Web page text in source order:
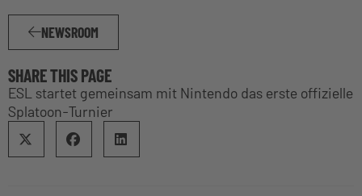
NEWSROOM
SHARE THIS PAGE
ESL startet gemeinsam mit Nintendo das erste offizielle
Splatoon-Turnier